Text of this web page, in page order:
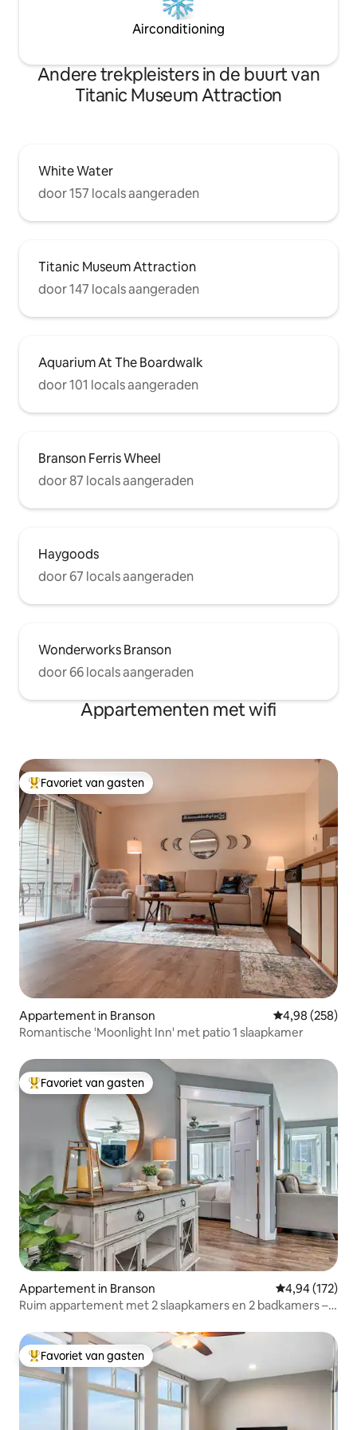
Airconditioning
Andere trekpleisters in de buurt van
Titanic Museum Attraction
White Water
door 157 locals aangeraden
Titanic Museum Attraction
door 147 locals aangeraden
Aquarium At The Boardwalk
door 101 locals aangeraden
Branson Ferris Wheel
door 87 locals aangeraden
Haygoods
door 67 locals aangeraden
Wonderworks Branson
door 66 locals aangeraden
Appartementen met wifi
Topfavoriet van gasten
Favoriet van gasten
Appartement in Branson Gemiddelde
4,98 (258)
Romantische 'Moonlight Inn' met patio 1 slaapkamer
Topfavoriet van gasten
Favoriet van gasten
Appartement in Branson Gemiddelde
4,94 (172)
Ruim appartement met 2 slaapkamers en 2 badkamers –
Topfavoriet van gasten
Favoriet van gasten